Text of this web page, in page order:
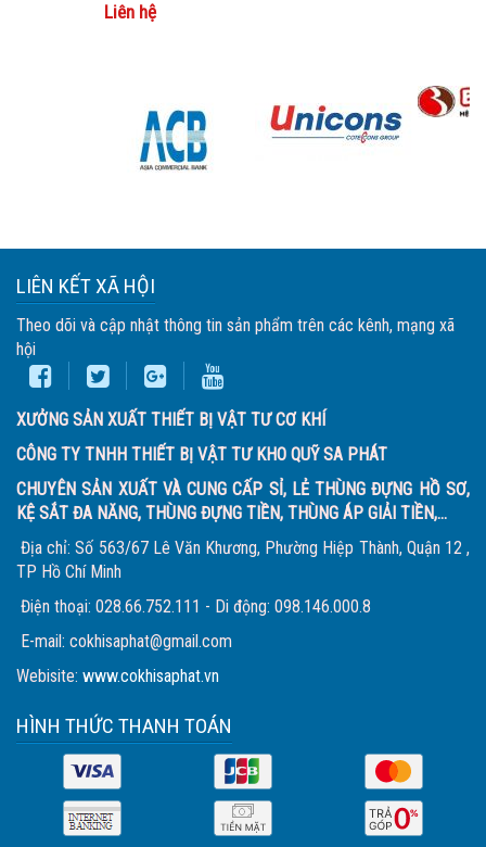
Liên hệ
LIÊN KẾT XÃ HỘI
Theo dõi và cập nhật thông tin sản phẩm trên các kênh, mạng xã
hội
XƯỞNG SẢN XUẤT THIẾT BỊ VẬT TƯ CƠ KHÍ
CÔNG TY TNHH THIẾT BỊ VẬT TƯ KHO QUỸ SA PHÁT
CHUYÊN SẢN XUẤT VÀ CUNG CẤP SỈ, LẺ THÙNG ĐỰNG HỒ SƠ,
KỆ SẮT ĐA NĂNG, THÙNG ĐỰNG TIỀN, THÙNG ÁP GIẢI TIỀN,...
Địa chỉ: Số 563/67 Lê Văn Khương, Phường Hiệp Thành, Quận 12 ,
TP Hồ Chí Minh
Điện thoại: 028.66.752.111 - Di động: 098.146.000.8
E-mail: cokhisaphat@gmail.com
Webisite: www.cokhisaphat.vn
HÌNH THỨC THANH TOÁN